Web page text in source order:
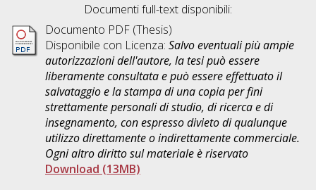
Documenti full-text disponibili:
Documento PDF (Thesis)
Disponibile con Licenza: Salvo eventuali più ampie
autorizzazioni dell'autore, la tesi può essere
liberamente consultata e può essere effettuato il
salvataggio e la stampa di una copia per fini
strettamente personali di studio, di ricerca e di
insegnamento, con espresso divieto di qualunque
utilizzo direttamente o indirettamente commerciale.
Ogni altro diritto sul materiale è riservato
Download (13MB)